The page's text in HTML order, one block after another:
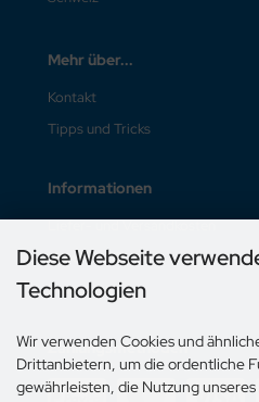
Mehr über...
Kontakt
Tipps und Tricks
Informationen
Liefer- und Versandkosten
Unsere AGB
Impressum
Zahlungsmethoden
Diese Webseite
Technologien
Wir verwenden Cookies und
Drittanbietern, um die ordentliche
gewährleisten, die Nutzung